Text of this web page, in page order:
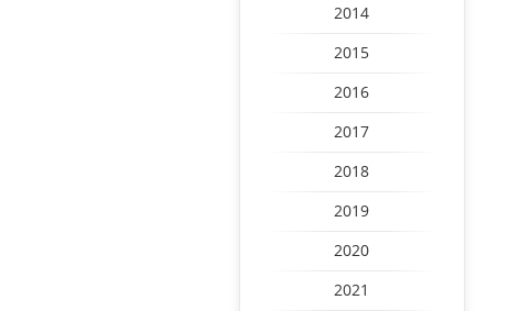
2014
2015
2016
2017
2018
2019
2020
2021